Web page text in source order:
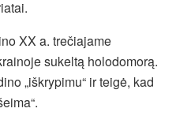
XX a. trečiajame
sukeltą holodomorą.
„iškrypimu“ ir teigė, kad